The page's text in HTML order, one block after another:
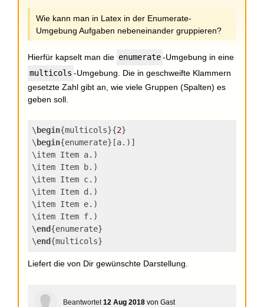
Wie kann man in Latex in der Enumerate-
Umgebung Aufgaben nebeneinander gruppieren?
Hierfür kapselt man die enumerate-Umgebung in eine
multicols -Umgebung. Die in geschweifte Klammern
gesetzte Zahl gibt an, wie viele Gruppen (Spalten) es
geben soll.
\ begin{multicols}{2}
\ begin{enumerate}[a.)]
\item Item a.)
\item Item b.)
\item Item c.)
\item Item d.)
\item Item e.)
\item Item f.)
\end{enumerate}
\end{multicols}
Liefert die von Dir gewünschte Darstellung.
Beantwortet 12 Aug 2018 von Gast